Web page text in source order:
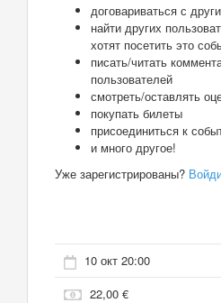
договариваться с
найти других
хотят посетить это
писать/читать
пользователей
смотреть/оставлять
покупать билеты
присоединиться к
и много другое!
Уже зарегистрированы?
10 окт 20:00
22,00 €